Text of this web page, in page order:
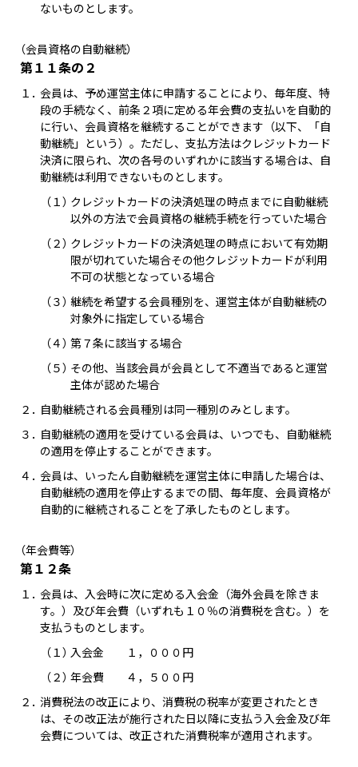
ないものとします。
（会員資格の自動継続）
第１１条の２
１．会員は、予め運営主体に申請することにより、毎年度、特
段の手続なく、前条２項に定める年会費の支払いを自動的
に行い、会員資格を継続することができます（以下、「自
動継続」という）。ただし、支払方法はクレジットカード
決済に限られ、次の各号のいずれかに該当する場合は、自
動継続は利用できないものとします。
（１）クレジットカードの決済処理の時点までに自動継続
以外の方法で会員資格の継続手続を行っていた場合
（２）クレジットカードの決済処理の時点において有効期
限が切れていた場合その他クレジットカードが利用
不可の状態となっている場合
（３）継続を希望する会員種別を、運営主体が自動継続の
対象外に指定している場合
（４）第７条に該当する場合
（５）その他、当該会員が会員として不適当であると運営
主体が認めた場合
２．自動継続される会員種別は同一種別のみとします。
３．自動継続の適用を受けている会員は、いつでも、自動継続
の適用を停止することができます。
４．会員は、いったん自動継続を運営主体に申請した場合は、
自動継続の適用を停止するまでの間、毎年度、会員資格が
自動的に継続されることを了承したものとします。
（年会費等）
第１２条
１．会員は、入会時に次に定める入会金（海外会員を除きま
す。）及び年会費（いずれも１０％の消費税を含む。）を
支払うものとします。
（１）入会金 １，０００円
（２）年会費 ４，５００円
２．消費税法の改正により、消費税の税率が変更されたとき
は、その改正法が施行された日以降に支払う入会金及び年
会費については、改正された消費税率が適用されます。